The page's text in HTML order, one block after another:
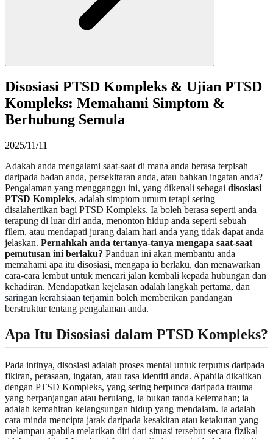
Disosiasi PTSD Kompleks & Ujian PTSD
Kompleks: Memahami Simptom &
Berhubung Semula
2025/11/11
Adakah anda mengalami saat-saat di mana anda berasa terpisah
daripada badan anda, persekitaran anda, atau bahkan ingatan anda?
Pengalaman yang mengganggu ini, yang dikenali sebagai disosiasi
PTSD Kompleks, adalah simptom umum tetapi sering
disalahertikan bagi PTSD Kompleks. Ia boleh berasa seperti anda
terapung di luar diri anda, menonton hidup anda seperti sebuah
filem, atau mendapati jurang dalam hari anda yang tidak dapat anda
jelaskan. Pernahkah anda tertanya-tanya mengapa saat-saat
pemutusan ini berlaku? Panduan ini akan membantu anda
memahami apa itu disosiasi, mengapa ia berlaku, dan menawarkan
cara-cara lembut untuk mencari jalan kembali kepada hubungan dan
kehadiran. Mendapatkan kejelasan adalah langkah pertama, dan
saringan kerahsiaan terjamin boleh memberikan pandangan
berstruktur tentang pengalaman anda.
Apa Itu Disosiasi dalam PTSD Kompleks?
Pada intinya, disosiasi adalah proses mental untuk terputus daripada
fikiran, perasaan, ingatan, atau rasa identiti anda. Apabila dikaitkan
dengan PTSD Kompleks, yang sering berpunca daripada trauma
yang berpanjangan atau berulang, ia bukan tanda kelemahan; ia
adalah kemahiran kelangsungan hidup yang mendalam. Ia adalah
cara minda mencipta jarak daripada kesakitan atau ketakutan yang
melampau apabila melarikan diri dari situasi tersebut secara fizikal